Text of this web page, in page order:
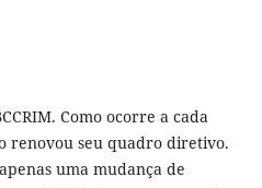
Como ocorre a cada
renovou seu quadro diretivo.
uma mudança de